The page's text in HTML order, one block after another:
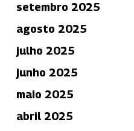
setembro 2025
agosto 2025
julho 2025
junho 2025
maio 2025
abril 2025